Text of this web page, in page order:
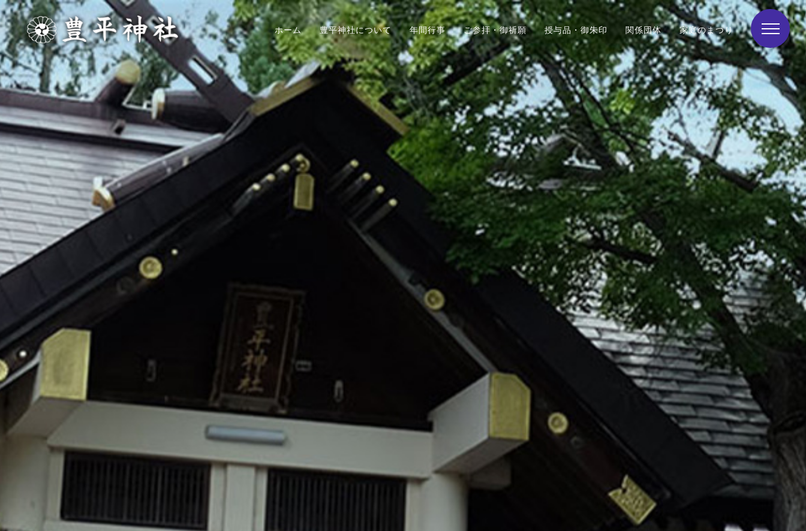
ホーム 豊平神社について 年間行事 ご参拝・御祈願 授与品・御朱印 関係団体 家庭のまつり